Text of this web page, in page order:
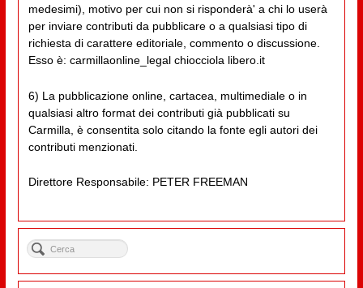
medesimi), motivo per cui non si risponderà' a chi lo userà
per inviare contributi da pubblicare o a qualsiasi tipo di
richiesta di carattere editoriale, commento o discussione.
Esso è: carmillaonline_legal chiocciola libero.it
6) La pubblicazione online, cartacea, multimediale o in
qualsiasi altro format dei contributi già pubblicati su
Carmilla, è consentita solo citando la fonte egli autori dei
contributi menzionati.
Direttore Responsabile: PETER FREEMAN